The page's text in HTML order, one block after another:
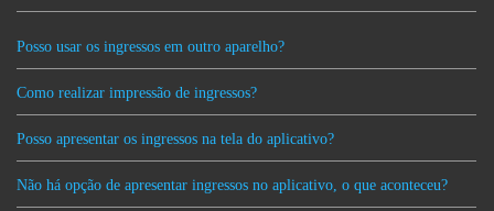
Posso usar os ingressos em outro aparelho?
Como realizar impressão de ingressos?
Posso apresentar os ingressos na tela do aplicativo?
Não há opção de apresentar ingressos no aplicativo, o que aconteceu?